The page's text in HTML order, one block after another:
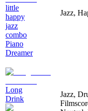
little
happy
jazz
combo
Piano
Dreamer
Jazz,
Long
Drink
Jazz,